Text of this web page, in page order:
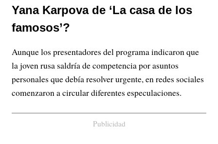
Yana Karpova de ‘La casa de los
famosos’?
Aunque los presentadores del programa indicaron que
la joven rusa saldría de competencia por asuntos
personales que debía resolver urgente, en redes sociales
comenzaron a circular diferentes especulaciones.
Publicidad